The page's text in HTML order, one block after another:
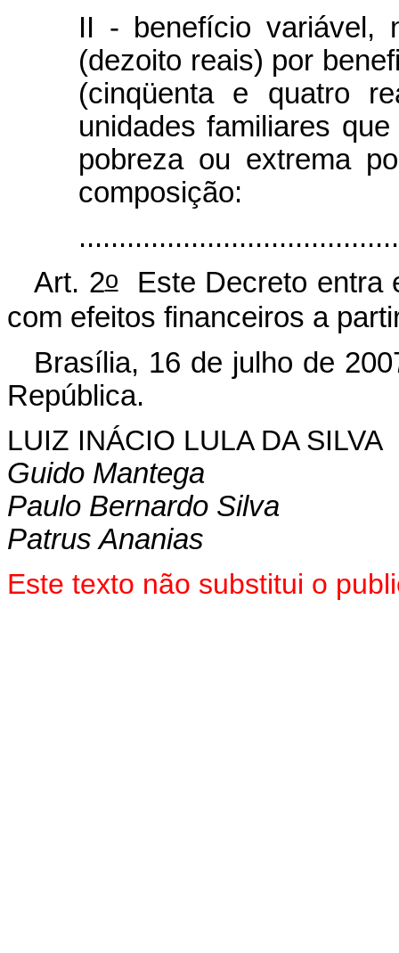
II - benefício variável,
(dezoito reais) por
(cinqüenta e quatro
unidades familiares
pobreza ou extrema
composição:
Art. 2oEste Decreto entra
com efeitos financeiros a
Brasília, 16 de julho de
República.
LUIZ INÁCIO LULA DA SILVA
Guido Mantega
Paulo Bernardo Silva
Patrus Ananias
Este texto não substitui o